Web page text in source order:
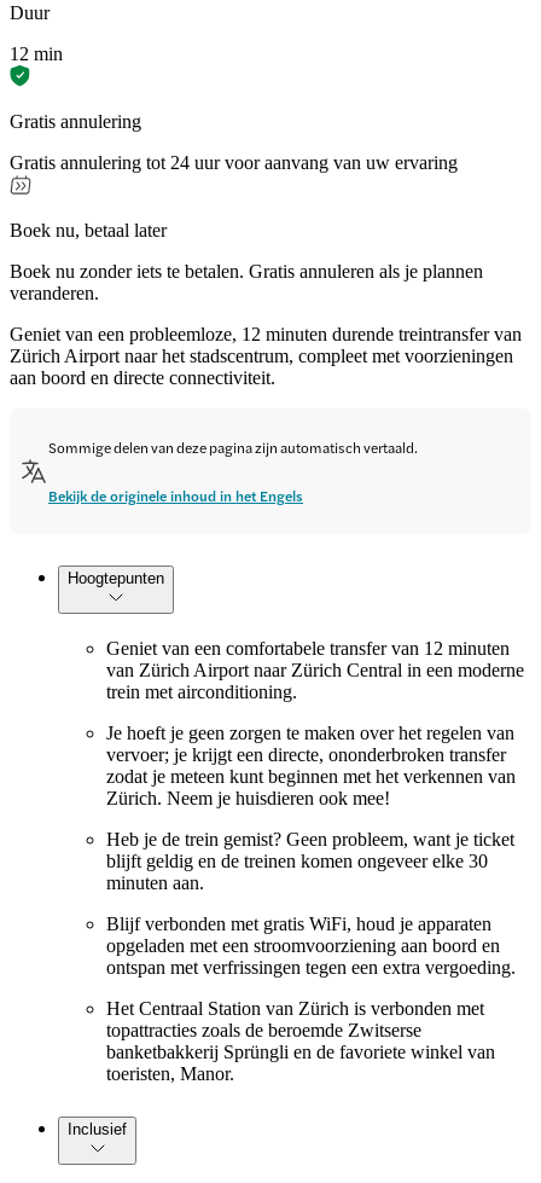
Duur
12 min
Gratis annulering
Gratis annulering tot 24 uur voor aanvang van uw ervaring
Boek nu, betaal later
Boek nu zonder iets te betalen. Gratis annuleren als je plannen
veranderen.
Geniet van een probleemloze, 12 minuten durende treintransfer van
Zürich Airport naar het stadscentrum, compleet met voorzieningen
aan boord en directe connectiviteit.
Sommige delen van deze pagina zijn automatisch vertaald.
Bekijk de originele inhoud in het Engels
Hoogtepunten
Geniet van een comfortabele transfer van 12 minuten
van Zürich Airport naar Zürich Central in een moderne
trein met airconditioning.
Je hoeft je geen zorgen te maken over het regelen van
vervoer; je krijgt een directe, ononderbroken transfer
zodat je meteen kunt beginnen met het verkennen van
Zürich. Neem je huisdieren ook mee!
Heb je de trein gemist? Geen probleem, want je ticket
blijft geldig en de treinen komen ongeveer elke 30
minuten aan.
Blijf verbonden met gratis WiFi, houd je apparaten
opgeladen met een stroomvoorziening aan boord en
ontspan met verfrissingen tegen een extra vergoeding.
Het Centraal Station van Zürich is verbonden met
topattracties zoals de beroemde Zwitserse
banketbakkerij Sprüngli en de favoriete winkel van
toeristen, Manor.
Inclusief